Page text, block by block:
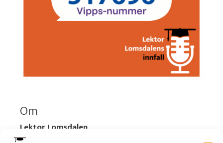
Om
Lektor Lomsdalen